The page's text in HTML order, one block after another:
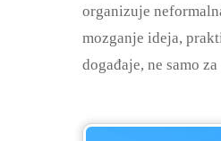
organizuje
mozganje ideja,
događaje, ne samo